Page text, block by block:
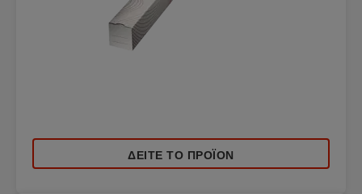
ΔΕΊΤΕ ΤΟ ΠΡΟΪΌΝ